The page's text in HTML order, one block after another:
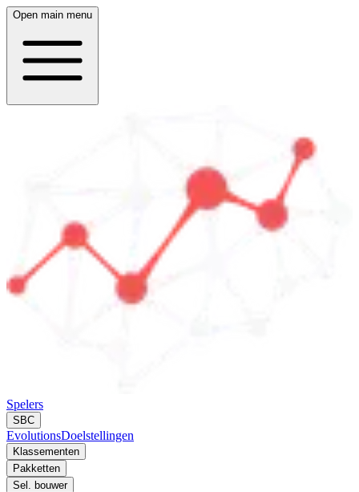
Open main menu
Spelers
SBC
EvolutionsDoelstellingen
Klassementen
Pakketten
Sel. bouwer